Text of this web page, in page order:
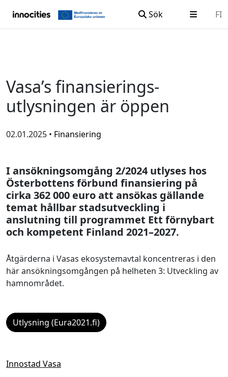
Sök FI
Vasa’s finansierings­­­­­­­­­­
utlysningen är öppen
02.01.2025 • Finansiering
I ansökningsomgång 2/2024 utlyses hos
Österbottens förbund finansiering på
cirka 362 000 euro att ansökas gällande
temat hållbar stadsutveckling i
anslutning till programmet Ett förnybart
och kompetent Finland 2021–2027.
Åtgärderna i Vasas ekosystemavtal koncentreras i den
här ansökningsomgången på helheten 3: Utveckling av
hamnområdet.
Utlysning (Eura2021.fi)
Innostad Vasa